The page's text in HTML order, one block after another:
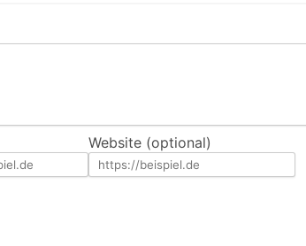
Website (optional)